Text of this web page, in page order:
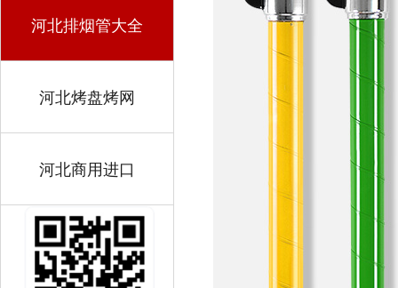
河北排烟管大全
河北烤盘烤网
河北商用进口